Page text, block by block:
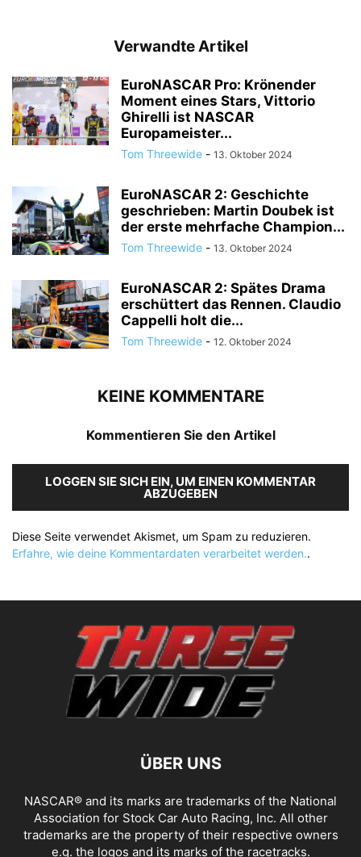
Verwandte Artikel
EuroNASCAR Pro: Krönender
Moment eines Stars, Vittorio
Ghirelli ist NASCAR
Europameister...
Tom Threewide - 13. Oktober 2024
EuroNASCAR 2: Geschichte
geschrieben: Martin Doubek ist
der erste mehrfache Champion...
Tom Threewide - 13. Oktober 2024
EuroNASCAR 2: Spätes Drama
erschüttert das Rennen. Claudio
Cappelli holt die...
Tom Threewide - 12. Oktober 2024
KEINE KOMMENTARE
Kommentieren Sie den Artikel
LOGGEN SIE SICH EIN, UM EINEN KOMMENTAR
ABZUGEBEN
Diese Seite verwendet Akismet, um Spam zu reduzieren.
Erfahre, wie deine Kommentardaten verarbeitet werden..
ÜBER UNS
NASCAR® and its marks are trademarks of the National
Association for Stock Car Auto Racing, Inc. All other
trademarks are the property of their respective owners
e.g. the logos and its marks of the racetracks.